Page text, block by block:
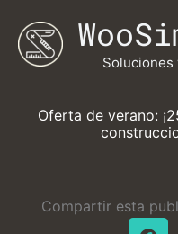
contenido
Soluciones
Oferta de verano:
Compartir esta